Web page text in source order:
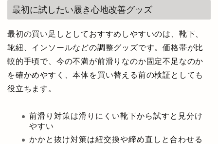
最初に試したい履き心地改善グッズ
最初の買い足しとしておすすめしやすいのは、靴下、
靴紐、インソールなどの調整グッズです。価格帯が比
較的手頃で、今の不満が前滑りなのか固定不足なのか
を確かめやすく、本体を買い替える前の検証としても
役立ちます。
前滑り対策は滑りにくい靴下から試すと見分け
やすい
かかと抜け対策は紐交換や締め直しと合わせる